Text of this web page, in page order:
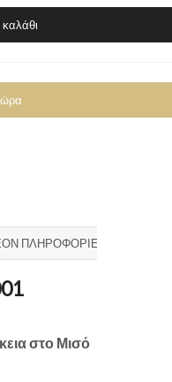
ΠΛΗΡΟΦΟΡΊΕΣ
στο Μισό